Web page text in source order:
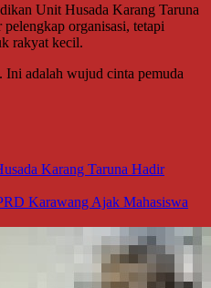
Unit Husada Karang Taruna
organisasi, tetapi
rakyat kecil.
Ini adalah wujud cinta pemuda
Karang Taruna Hadir
Karawang Ajak Mahasiswa